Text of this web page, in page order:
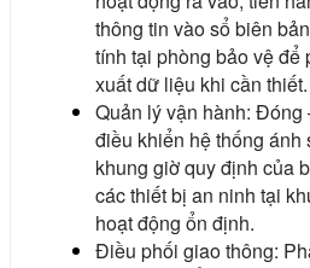
thông tin vào sổ biên
tính tại phòng bảo vệ để
xuất dữ liệu khi cần thiết.
Quản lý vận hành: Đóng
điều khiển hệ thống ánh
khung giờ quy định của
các thiết bị an ninh tại
hoạt động ổn định.
Điều phối giao thông: